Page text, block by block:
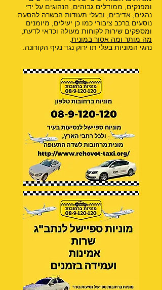
ומפנקים, ממודלים גבוהים, הנהוגים על ידי
נהגים, אדיבים, ובעלי תעודות הכשרה להסעת
נוסעים ברכב ציבורי כמו כן יעילים, מיומנים
ומספקים שירות לקוחות מעולה וכדאי לדעת,
מה מותר ומה אסור במונית
נהגי המוניות בעלי תו ירוק נגד נגיף הקורונה.